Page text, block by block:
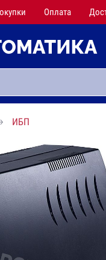
Оплата
ИБП